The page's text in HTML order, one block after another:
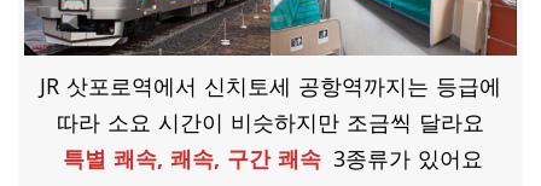
JR 삿포로역에서 신치토세 공항역까지는 등급에
따라 소요 시간이 비슷하지만 조금씩 달라요
특별 쾌속, 쾌속, 구간 쾌속 3종류가 있어요